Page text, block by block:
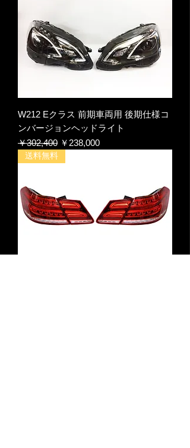
W212 Eクラス 前期車両用 後期仕様コ
ンバージョンヘッドライト
通常価格
￥302,400 セール価格
￥238,000
送料無料